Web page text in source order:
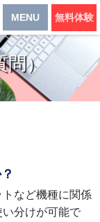
問）
など機種に関係
分けが可能で
MENU 無料体験